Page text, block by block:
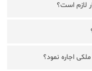
لازم است؟
اجاره نمود؟